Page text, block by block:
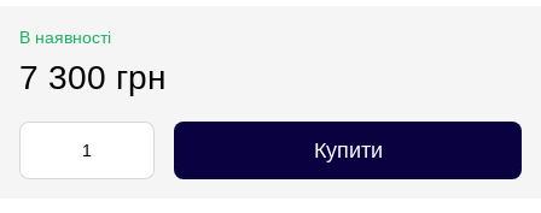
В наявності
7 300 грн
Купити